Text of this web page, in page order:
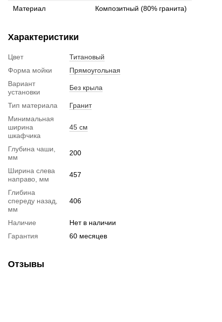
Материал
Композитный (80% гранита)
Характеристики
Цвет
Титановый
Форма мойки
Прямоугольная
Вариант
установки
Без крыла
Тип материала
Гранит
Минимальная
ширина
шкафчика
45 см
Глубина чаши,
мм
200
Ширина слева
направо, мм
457
Глибина
спереду назад,
мм
406
Наличие
Нет в наличии
Гарантия
60 месяцев
Отзывы